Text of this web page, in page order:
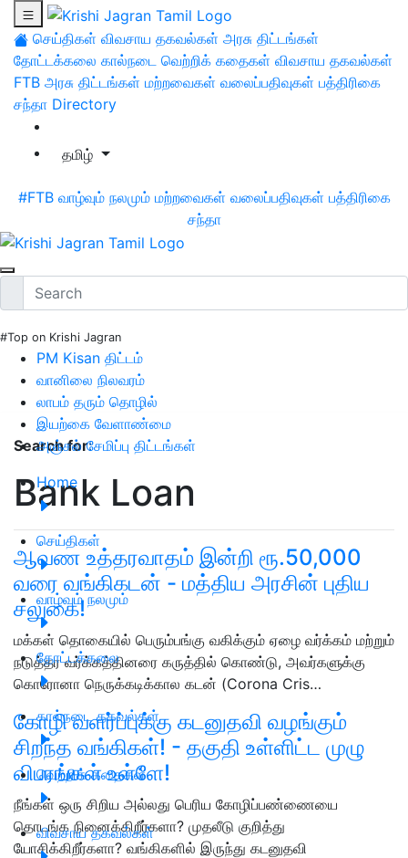
செய்திகள் விவசாய தகவல்கள் அரசு திட்டங்கள்
தோட்டக்கலை கால்நடை வெற்றிக் கதைகள் விவசாய தகவல்கள்
FTB அரசு திட்டங்கள் மற்றவைகள் வலைப்பதிவுகள் பத்திரிகை
சந்தா Directory
தமிழ்
#FTB வாழ்வும் நலமும் மற்றவைகள் வலைப்பதிவுகள் பத்திரிகை
சந்தா
#Top on Krishi Jagran
PM Kisan திட்டம்
வானிலை நிலவரம்
லாபம் தரும் தொழில்
இயற்கை வேளாண்மை
அஞ்சல் சேமிப்பு திட்டங்கள்
Home
செய்திகள்
வாழ்வும் நலமும்
தோட்டக்கலை
கால்நடை தகவல்கள்
வெற்றிக் கதைகள்
விவசாய தகவல்கள்
Search for:
Bank Loan
ஆவண உத்தரவாதம் இன்றி ரூ.50,000
வரை வங்கிகடன் - மத்திய அரசின் புதிய
சலுகை!
மக்கள் தொகையில் பெரும்பங்கு வகிக்கும் ஏழை வர்க்கம் மற்றும்
நடுத்தர வர்க்கத்தினரை கருத்தில் கொண்டு, அவர்களுக்கு
கொரோனா நெருக்கடிக்கால கடன் (Corona Cris…
கோழி வளர்ப்புக்கு கடனுதவி வழங்கும்
சிறந்த வங்கிகள்! - தகுதி உள்ளிட்ட முழு
விபரங்கள் உள்ளே!
நீங்கள் ஒரு சிறிய அல்லது பெரிய கோழிப்பண்ணையை
தொடங்க நினைக்கிறீர்களா? முதலீடு குறித்து
யோசிக்கிறீர்களா? வங்கிகளில் இருந்து கடனுதவி